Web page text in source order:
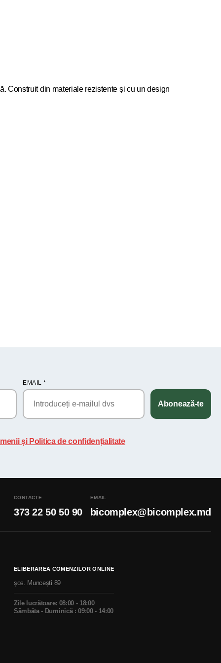
Construit din materiale rezistente și cu un design
EMAIL*
Abonează-te
și Politica de confidențialitate
CONTACTE
373 22 50 50 90
EMAIL
bicomplex@bicomplex.md
ELIBERAREA COMENZILOR ONLINE
șos. Muncești 89
Zile lucrătoare: 08:00 - 18:00
Sâmbăta - Duminică : 09:00 - 14:00